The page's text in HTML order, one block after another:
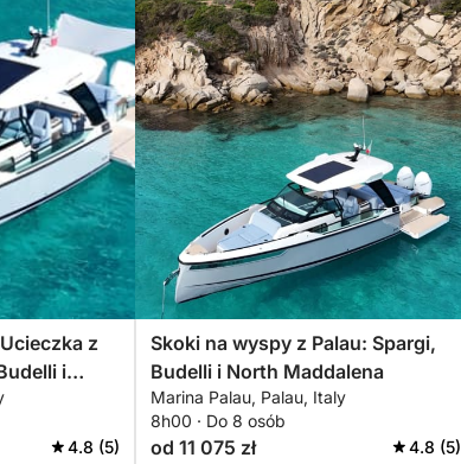
z
i
4.8 (5)
Skoki na wyspy z Palau: Spargi,
Budelli i North Maddalena
Marina Palau, Palau, Italy
8h00 · Do 8 osób
od 11 075 zł 4.8 (5)